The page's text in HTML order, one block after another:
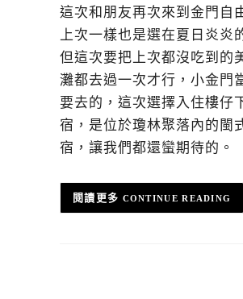
這次和朋友再次來到金門自
上次一樣也是選在夏日炎炎
但這次要把上次都沒吃到的
灘都去過一次才行，小金門
要去的，這次選擇入住樓仔
宿，是位於瓊林聚落內的閩
宿，讓我們都還蠻期待的。
CONTINUE READING